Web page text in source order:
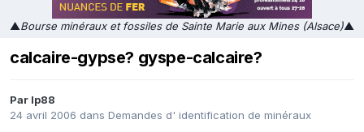
▲Bourse minéraux et fossiles de Sainte Marie aux Mines (Alsace)▲
calcaire-gypse? gyspe-calcaire?
Par lp88
24 avril 2006 dans Demandes d' identification de minéraux